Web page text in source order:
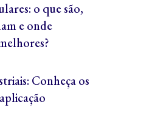
o que são,
e onde
Conheça os